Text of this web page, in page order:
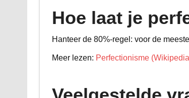
Hoe laat je
Hanteer de 80%-regel: voor de
Meer lezen: Perfectionisme